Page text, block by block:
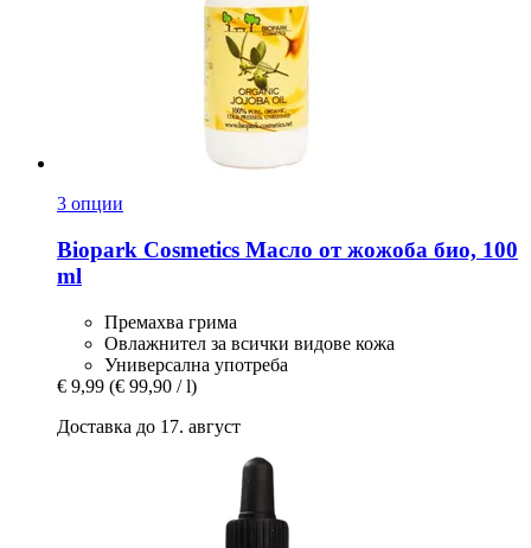
3 опции
Biopark Cosmetics Масло от жожоба био, 100
ml
Премахва грима
Овлажнител за всички видове кожа
Универсална употреба
€ 9,99 (€ 99,90 / l)
Доставка до 17. август